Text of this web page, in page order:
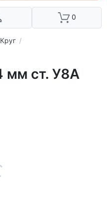
0
Круг
мм ст. У8А